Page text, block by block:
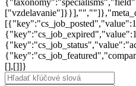
[],[]]}